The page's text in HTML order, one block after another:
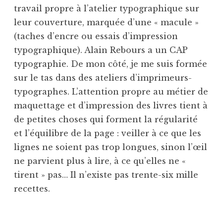
travail propre à l’atelier typographique sur
leur couverture, marquée d’une « macule »
(taches d’encre ou essais d’impression
typographique). Alain Rebours a un CAP
typographie. De mon côté, je me suis formée
sur le tas dans des ateliers d’imprimeurs-
typographes. L’attention propre au métier de
maquettage et d’impression des livres tient à
de petites choses qui forment la régularité
et l’équilibre de la page : veiller à ce que les
lignes ne soient pas trop longues, sinon l’œil
ne parvient plus à lire, à ce qu’elles ne «
tirent » pas… Il n’existe pas trente-six mille
recettes.